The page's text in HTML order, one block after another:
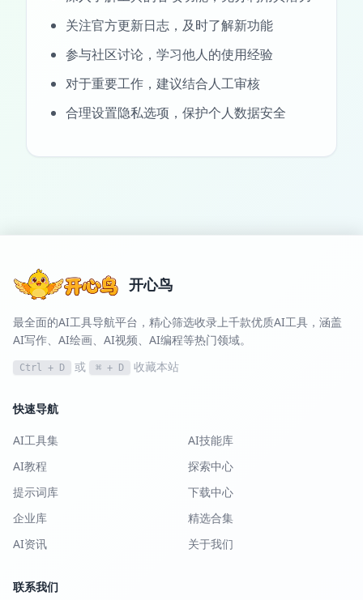
关注官方更新日志，及时了解新功能
参与社区讨论，学习他人的使用经验
对于重要工作，建议结合人工审核
合理设置隐私选项，保护个人数据安全
开心鸟
最全面的AI工具导航平台，精心筛选收录上千款优质AI工具，涵盖
AI写作、AI绘画、AI视频、AI编程等热门领域。
Ctrl + D 或 ⌘ + D 收藏本站
快速导航
AI工具集
AI技能库
AI教程
探索中心
提示词库
下载中心
企业库
精选合集
AI资讯
关于我们
联系我们